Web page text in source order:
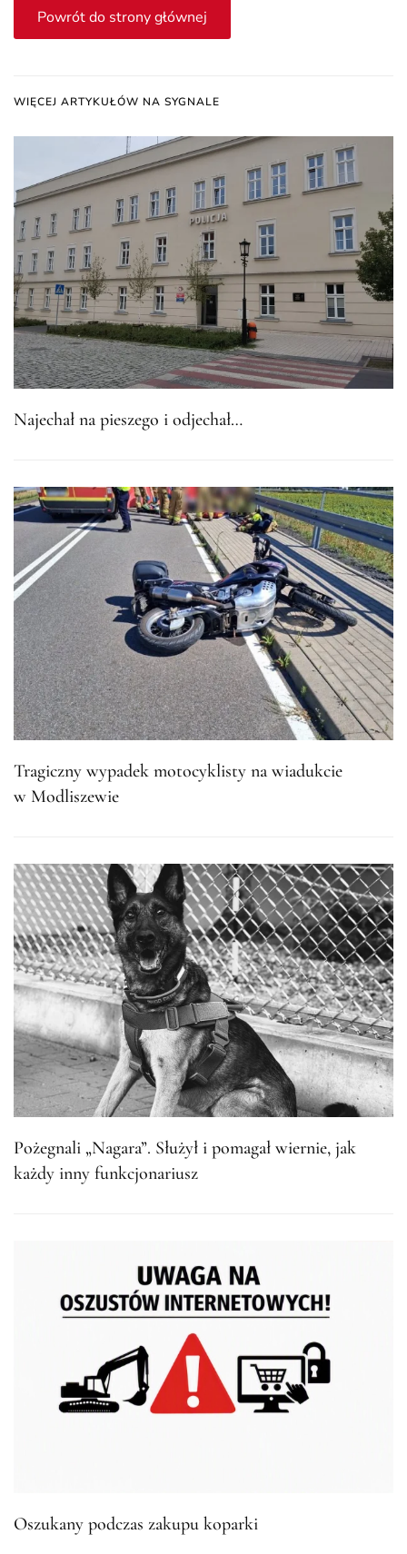
Powrót do strony głównej
WIĘCEJ ARTYKUŁÓW NA SYGNALE
Najechał na pieszego i odjechał…
Tragiczny wypadek motocyklisty na wiadukcie
w Modliszewie
Pożegnali „Nagara”. Służył i pomagał wiernie, jak
każdy inny funkcjonariusz
Oszukany podczas zakupu koparki